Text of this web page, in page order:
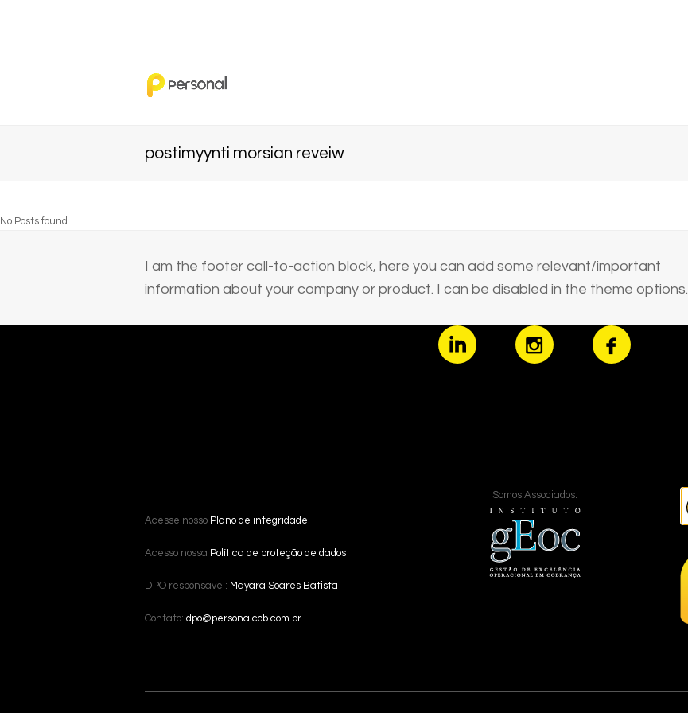
postimyynti morsian reveiw
No Posts found.
I am the footer call-to-action block, here you can add some relevant/important
information about your company or product. I can be disabled in the theme options.
Acesse nosso Plano de integridade
Acesso nossa Política de proteção de dados
DPO responsável: Mayara Soares Batista
Contato: dpo@personalcob.com.br
Somos Associados: